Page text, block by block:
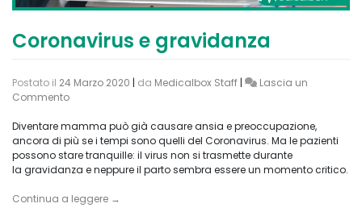
Coronavirus e gravidanza
Postato il 24 Marzo 2020 | da Medicalbox Staff |
Lascia un
Commentoon
e
gravidanza
Diventare mamma può già causare ansia e preoccupazione,
ancora di più se i tempi sono quelli del Coronavirus. Ma le pazienti
possono stare tranquille: il virus non si trasmette durante
la gravidanza e neppure il parto sembra essere un momento critico.
Continua a leggere →